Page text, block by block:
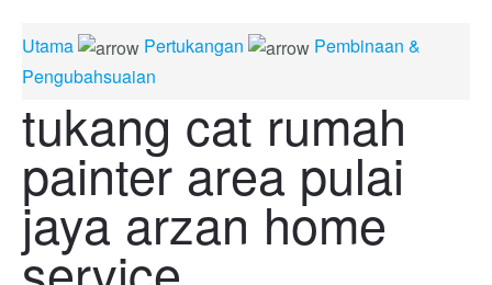
Utama Pertukangan
Pembinaan &
Pengubahsuaian
tukang cat rumah
painter area pulai
jaya arzan home